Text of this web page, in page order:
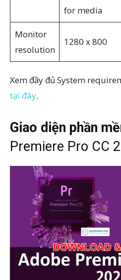
for media
Monitor
resolution
1280 x 800
Xem đầy đủ System
tại đây.
Giao diện phần
Premiere Pro CC